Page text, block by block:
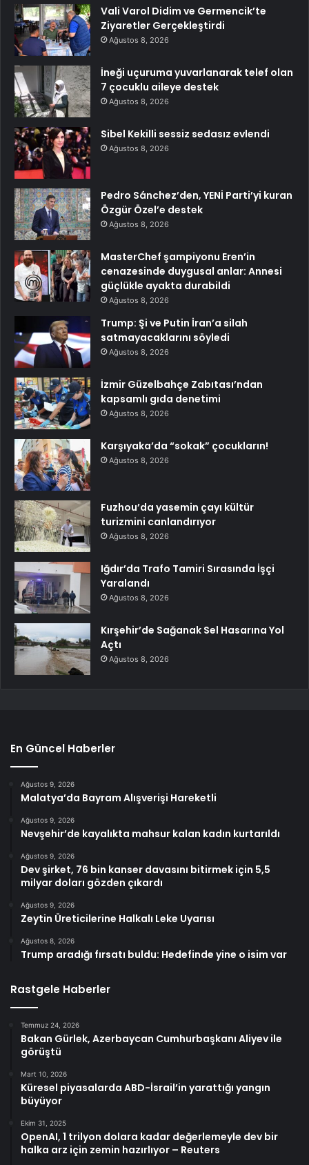
Vali Varol Didim ve Germencik’te
Ziyaretler Gerçekleştirdi
Ağustos 8, 2026
İneği uçuruma yuvarlanarak telef olan
7 çocuklu aileye destek
Ağustos 8, 2026
Sibel Kekilli sessiz sedasız evlendi
Ağustos 8, 2026
Pedro Sánchez’den, YENİ Parti’yi kuran
Özgür Özel’e destek
Ağustos 8, 2026
MasterChef şampiyonu Eren’in
cenazesinde duygusal anlar: Annesi
güçlükle ayakta durabildi
Ağustos 8, 2026
Trump: Şi ve Putin İran’a silah
satmayacaklarını söyledi
Ağustos 8, 2026
İzmir Güzelbahçe Zabıtası’ndan
kapsamlı gıda denetimi
Ağustos 8, 2026
Karşıyaka’da “sokak” çocukların!
Ağustos 8, 2026
Fuzhou’da yasemin çayı kültür
turizmini canlandırıyor
Ağustos 8, 2026
Iğdır’da Trafo Tamiri Sırasında İşçi
Yaralandı
Ağustos 8, 2026
Kırşehir’de Sağanak Sel Hasarına Yol
Açtı
Ağustos 8, 2026
En Güncel Haberler
Ağustos 9, 2026
Malatya’da Bayram Alışverişi Hareketli
Ağustos 9, 2026
Nevşehir’de kayalıkta mahsur kalan kadın kurtarıldı
Ağustos 9, 2026
Dev şirket, 76 bin kanser davasını bitirmek için 5,5
milyar doları gözden çıkardı
Ağustos 9, 2026
Zeytin Üreticilerine Halkalı Leke Uyarısı
Ağustos 8, 2026
Trump aradığı fırsatı buldu: Hedefinde yine o isim var
Rastgele Haberler
Temmuz 24, 2026
Bakan Gürlek, Azerbaycan Cumhurbaşkanı Aliyev ile
görüştü
Mart 10, 2026
Küresel piyasalarda ABD-İsrail’in yarattığı yangın
büyüyor
Ekim 31, 2025
OpenAI, 1 trilyon dolara kadar değerlemeyle dev bir
halka arz için zemin hazırlıyor – Reuters